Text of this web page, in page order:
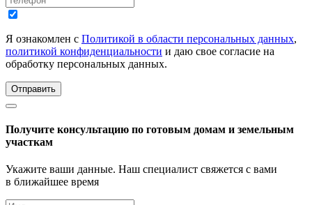
Я ознакомлен с Политикой в области персональных данных,
политикой конфиденциальности и даю свое согласие на
обработку персональных данных.
Отправить
Получите консультацию по готовым домам и земельным
участкам
Укажите ваши данные. Наш специалист свяжется с вами
в ближайшее время